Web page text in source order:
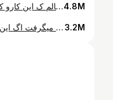
Mamani jus got glam 💄🤍 مامانبزرگا خیلی با ارزشه وجودشون واقعا برکتن ✨ ایده این ویدیو رو خودتون دادین بهم منم وقتی نظر سنجی کردم دیدم همهه دلشون میخواد این ویدیو رو بسازم و بی نهایت خوشحالم ک این کارو کردم🥹 سراسر عشقههه این ویدیو اخه واقعا جاش خالی بود تو پیجمون ❤️💄 خیلی گفتین تو دایرکت شبیهیم واقعا اینطوره؟🙈 نظرتون راجع به افتر بیفور چی بود؟ میکاپو دوس داشتین؟🫠 بچم انقد میترسید از مژه ولی وقتی براش گذاشتم دیگ دلش نمیخاس برش دارمم😅 #مادر #مادربزرگ #مامانی #میکاپمادر4.8M
چشمات کاری که میکرد با من هیچ ساقی نمیکرد 🙃💔🍷 شب یلداتون مبارک و امیدوارم هیچکدومتون تو این شب طولانی تنها نباشین❤️ خیلی خیلییییی یهوییی و بدون برنامه تصمیم گرفتم براتون ویدیو بگیرم واسه شب یلدا 😬 اخه خیلی دلم میگرفت اگ این کارو نمیکردم🥺 حسابی عشق بدین 💋 Music : saaghi by @koorowsh @thedonofficialll #شبیلدا #انار #شب_یلدا #شب_یلدا🍉 #ساقی3.2M